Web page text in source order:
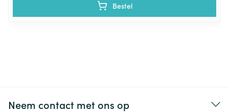
Bestel
Neem contact met ons op